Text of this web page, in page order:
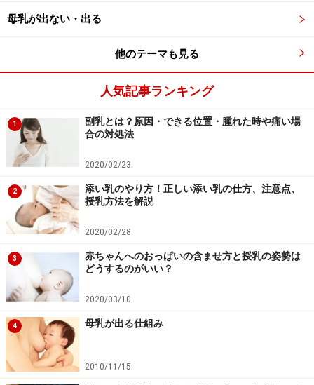
クをよく溶かします。哺乳瓶が熱いので、清潔なタ
てください。上下に振ると泡ができてしまうので、
円を描くように回して溶かします
フードをつけたまま乳首をはずし、できあがり量ま
で70度のお湯または衛生的な湯冷ましを加えます。
目盛りは泡の下であわせます。早く飲ませたいとき
は白湯かミルク用の水を足すと早く冷めます
乳首、フードをしっかりとつけ、やけどに注意しな
がらさらに軽く振ります
ミルクが混ざったら、すぐに哺乳瓶を水や氷水にさ
らすなどして体温ぐらいまで冷やします。
腕の内側にミルクを少し垂らすなどして体温ぐらい
になっていることを必ず確かめてから赤ちゃんにあ
げましょう
乳首を含ませみて、飲みの加減をホルダーを強く締めた
り弱く締めたりして調節します。最後は、縦抱きにして
ゲップ（排気）をさせ、胃に溜まった空気を出してあげ
母乳が出ない・出る
他のテーマも見る
人気記事ランキング
1
副乳とは？原因・できる位置・腫れた時や痛い場
合の対処法
2020/02/23
2
添い乳のやり方！正しい添い乳の仕方、注意点、
授乳方法を解説
2020/02/28
3
赤ちゃんへのおっぱいの含ませ方と授乳の姿勢は
どうするのがいい？
2020/03/10
4 母乳が出る仕組み
2010/11/15